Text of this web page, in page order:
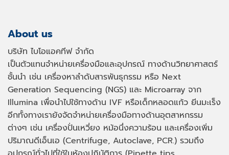
About us
บริษัท ไบโอแอคทีฟ จำกัด
เป็นตัวแทนจำหน่ายเครื่องมือและอุปกรณ์ ทางด้านวิทยาศาสตร์
ชั้นนำ เช่น เครื่องหาลำดับสารพันธุกรรม หรือ Next
Generation Sequencing (NGS) และ Microarray จาก
Illumina เพื่อนำไปใช้ทางด้าน IVF หรือเด็กหลอดแก้ว ยีนมะเร็ง
อีกทั้งทางเรายังจัดจำหน่ายเครื่องมือทางด้านอุตสาหกรรม
ต่างๆ เช่น เครื่องปั่นเหวี่ยง หม้อนึ่งความร้อน และเครื่องเพิ่ม
ปริมาณดีเอ็นเอ (Centrifuge, Autoclave, PCR.) รวมถึง